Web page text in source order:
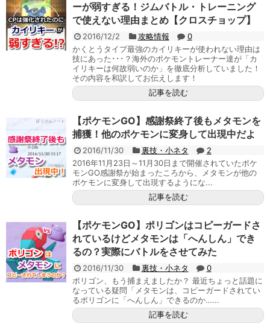
ーが弱すぎる！ジムバトル・トレーニング
で使えない理由まとめ【クロスチョップ】
2016/12/2 攻略情報
0
かくとうタイプ最強のカイリキーが使われない理由は
技にあった･･･？海外のポケモントレーナー達が「カ
イリキーは何故弱いのか」を徹底分析していました！
その内容を和訳してお伝えします！
記事を読む
【ポケモンGO】感謝祭終了後もメタモンを
捕獲！他のポケモンに変身して出現中だよ
2016/11/30 裏技・小ネタ
2
2016年11月23日～11月30日まで開催されていたポケ
モンGO感謝祭が始まったころから、メタモンが他の
ポケモンに変身して出現するようにな...
記事を読む
【ポケモンGO】ポリゴンはコピーガードさ
れているけどメタモンは「へんしん」でき
るの？実際にバトルをさせてみた
2016/11/30 裏技・小ネタ
0
ポリゴン、もう捕まえましたか？ 最近ちょっと話題に
なっている疑問「メタモンは、コピーガードされてい
るポリゴンに「へんしん」できるのか…...
記事を読む